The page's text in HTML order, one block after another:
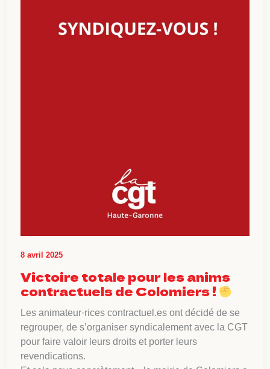
8 avril 2025
Victoire totale pour les anims
contractuels de Colomiers !
Les animateur·rices contractuel.es ont décidé de se
regrouper, de s’organiser syndicalement avec la CGT
pour faire valoir leurs droits et porter leurs
revendications.